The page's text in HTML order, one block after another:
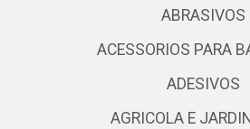
ABRASIVOS
ACESSORIOS PARA
ADESIVOS
AGRICOLA E